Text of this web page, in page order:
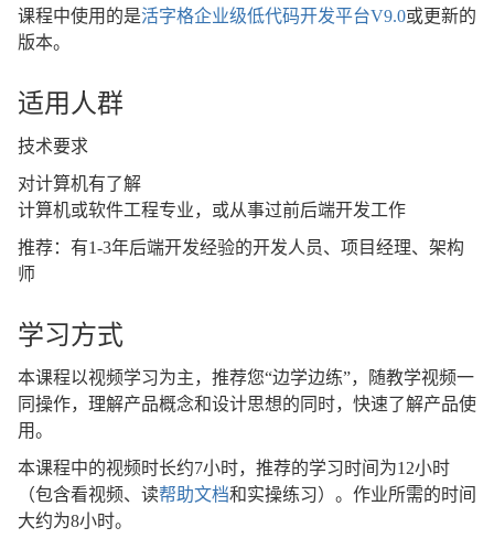
课程中使用的是活字格企业级低代码开发平台V9.0或更新的
版本。
适用人群
技术要求
对计算机有了解
计算机或软件工程专业，或从事过前后端开发工作
推荐：有1-3年后端开发经验的开发人员、项目经理、架构
师
学习方式
本课程以视频学习为主，推荐您“边学边练”，随教学视频一
同操作，理解产品概念和设计思想的同时，快速了解产品使
用。
本课程中的视频时长约7小时，推荐的学习时间为12小时
（包含看视频、读帮助文档和实操练习）。作业所需的时间
大约为8小时。